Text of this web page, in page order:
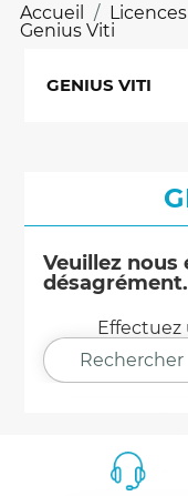
Accueil Licences
Genius Viti
GENIUS VITI
Veuillez nous
désagrément.
Effectuez